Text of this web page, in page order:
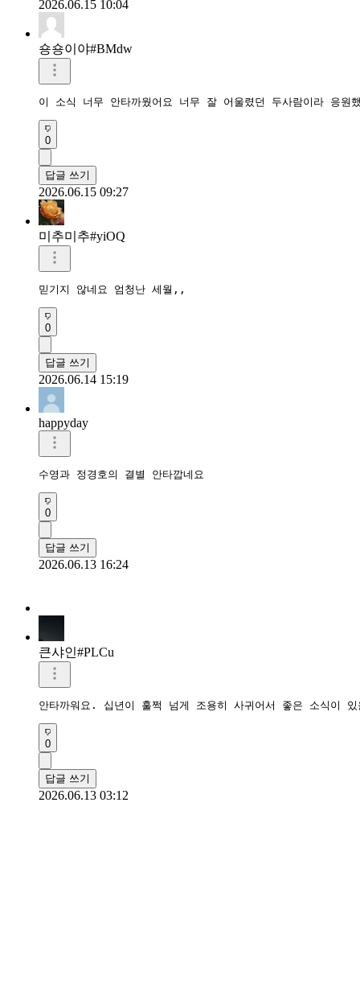
2026.06.15 10:04
숑숑이야#BMdw
이 소식 너무 안타까웠어요 너무 잘 어울렸던 두사람이라 응원
0
답글 쓰기
2026.06.15 09:27
미추미추#yiOQ
믿기지 않네요 엄청난 세월,,
0
답글 쓰기
2026.06.14 15:19
happyday
수영과 정경호의 결별 안타깝네요
0
답글 쓰기
2026.06.13 16:24
큰샤인#PLCu
안타까워요. 십년이 훌쩍 넘게 조용히 사귀어서 좋은 소식이
0
답글 쓰기
2026.06.13 03:12